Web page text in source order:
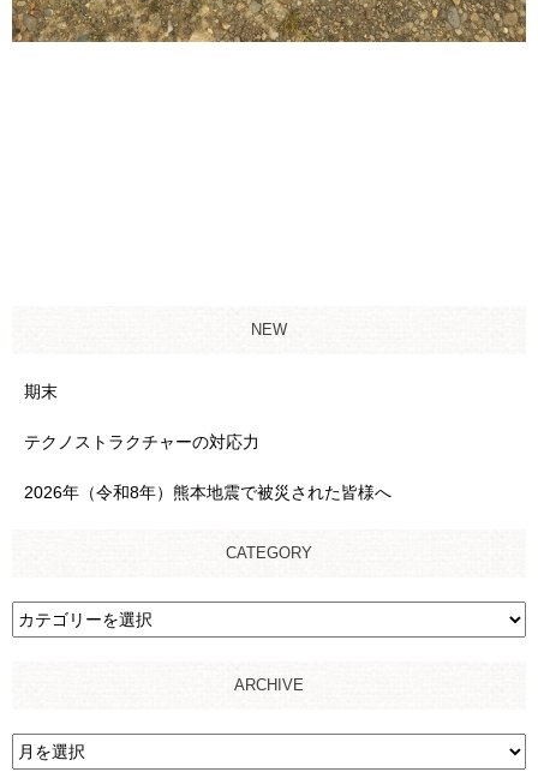
NEW
期末
テクノストラクチャーの対応力
2026年（令和8年）熊本地震で被災された皆様へ
CATEGORY
ARCHIVE